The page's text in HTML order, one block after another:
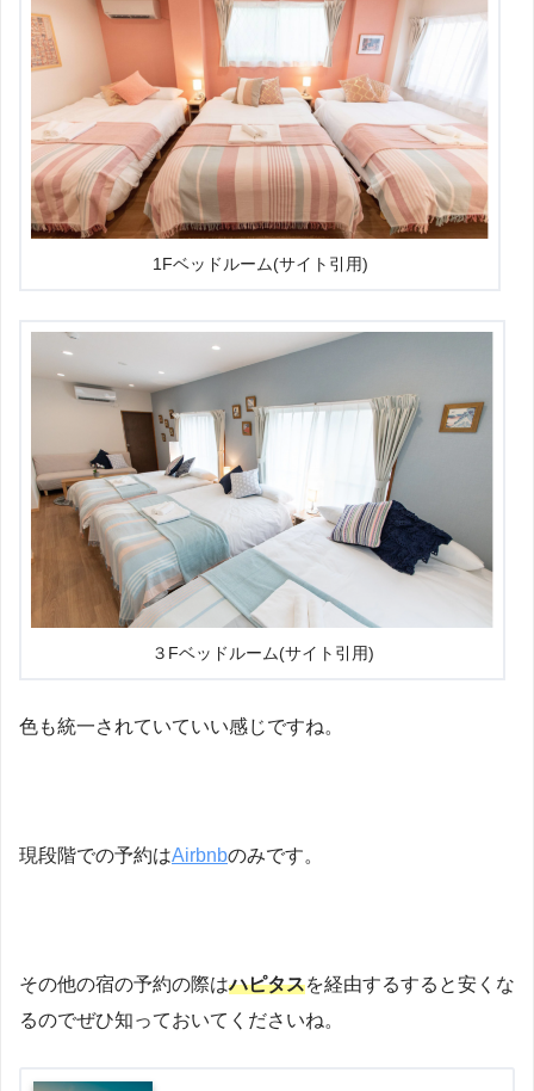
1Fベッドルーム(サイト引用)
３Fベッドルーム(サイト引用)
色も統一されていていい感じですね。
現段階での予約はAirbnbのみです。
その他の宿の予約の際はハピタスを経由するすると安くな
るのでぜひ知っておいてくださいね。